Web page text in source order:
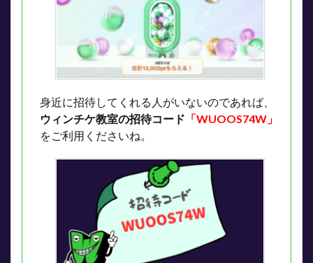
身近に招待してくれる人がいないのであれば、
ウィンチケ教室の招待コード 「WUOOS74W」
をご利用くださいね。